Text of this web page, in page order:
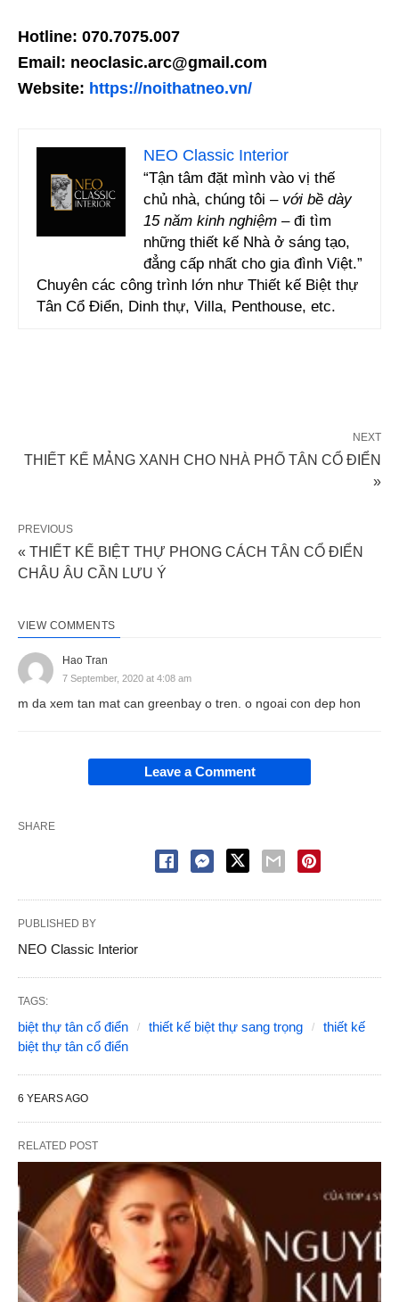
Hotline: 070.7075.007
Email: neoclasic.arc@gmail.com
Website: https://noithatneo.vn/
NEO Classic Interior
“Tận tâm đặt mình vào vị thế
chủ nhà, chúng tôi – với bề dày
15 năm kinh nghiệm – đi tìm
những thiết kế Nhà ở sáng tạo,
đẳng cấp nhất cho gia đình Việt.”
Chuyên các công trình lớn như Thiết kế Biệt thự
Tân Cổ Điển, Dinh thự, Villa, Penthouse, etc.
NEXT
THIẾT KẾ MẢNG XANH CHO NHÀ PHỐ TÂN CỔ ĐIỂN
»
PREVIOUS
« THIẾT KẾ BIỆT THỰ PHONG CÁCH TÂN CỔ ĐIỂN
CHÂU ÂU CẦN LƯU Ý
VIEW COMMENTS
Hao Tran
7 September, 2020 at 4:08 am
m da xem tan mat can greenbay o tren. o ngoai con dep hon
Leave a Comment
SHARE
PUBLISHED BY
NEO Classic Interior
TAGS:
biệt thự tân cổ điển thiết kế biệt thự sang trọng
thiết kế
biệt thự tân cổ điển
6 YEARS AGO
RELATED POST